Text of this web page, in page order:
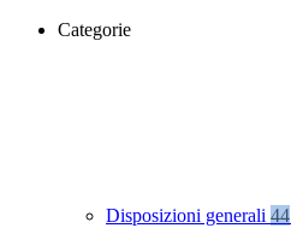
Categorie
Disposizioni generali 44